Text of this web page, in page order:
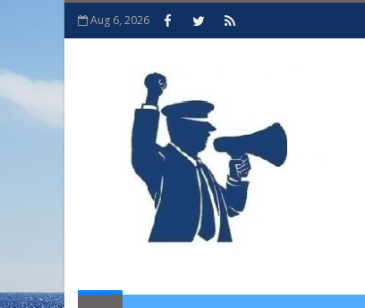
Aug 6, 2026